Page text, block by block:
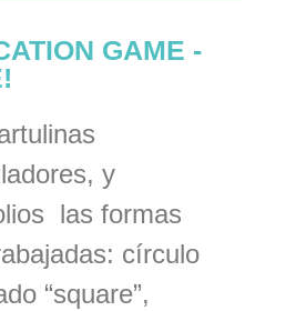
GAME -
y
las formas
círculo
“square”,